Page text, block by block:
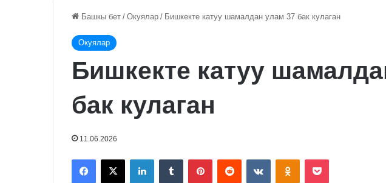
Башкы бет / Окуялар / Бишкекте катуу шамалдан улам 37 бак кулаган
Окуялар
Бишкекте катуу
бак кулаган
11.06.2026
FacebookX LinkedInTumblr PinterestReddit VKontakteOdnoklassniki
Pocket